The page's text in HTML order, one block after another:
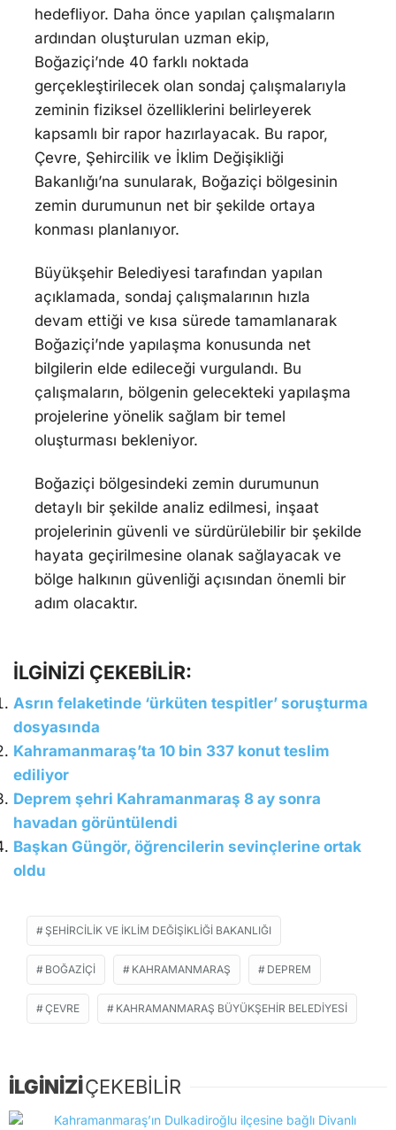
hedefliyor. Daha önce yapılan çalışmaların
ardından oluşturulan uzman ekip,
Boğaziçi’nde 40 farklı noktada
gerçekleştirilecek olan sondaj çalışmalarıyla
zeminin fiziksel özelliklerini belirleyerek
kapsamlı bir rapor hazırlayacak. Bu rapor,
Çevre, Şehircilik ve İklim Değişikliği
Bakanlığı’na sunularak, Boğaziçi bölgesinin
zemin durumunun net bir şekilde ortaya
konması planlanıyor.
Büyükşehir Belediyesi tarafından yapılan
açıklamada, sondaj çalışmalarının hızla
devam ettiği ve kısa sürede tamamlanarak
Boğaziçi’nde yapılaşma konusunda net
bilgilerin elde edileceği vurgulandı. Bu
çalışmaların, bölgenin gelecekteki yapılaşma
projelerine yönelik sağlam bir temel
oluşturması bekleniyor.
Boğaziçi bölgesindeki zemin durumunun
detaylı bir şekilde analiz edilmesi, inşaat
projelerinin güvenli ve sürdürülebilir bir şekilde
hayata geçirilmesine olanak sağlayacak ve
bölge halkının güvenliği açısından önemli bir
adım olacaktır.
İLGİNİZİ ÇEKEBİLİR:
Asrın felaketinde ‘ürküten tespitler’ soruşturma
dosyasında
Kahramanmaraş’ta 10 bin 337 konut teslim
ediliyor
Deprem şehri Kahramanmaraş 8 ay sonra
havadan görüntülendi
Başkan Güngör, öğrencilerin sevinçlerine ortak
oldu
ŞEHIRCILIK VE İKLIM DEĞIŞIKLIĞI BAKANLIĞI
BOĞAZIÇI KAHRAMANMARAŞ DEPREM
ÇEVRE KAHRAMANMARAŞ BÜYÜKŞEHIR BELEDIYESI
İLGİNİZİÇEKEBİLİR